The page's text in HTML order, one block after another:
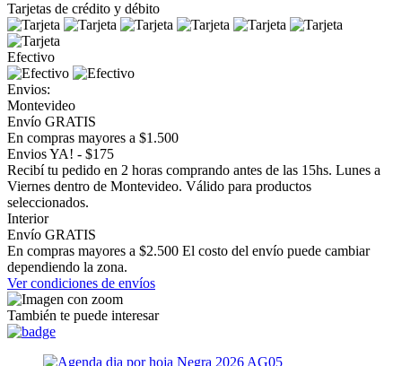
Tarjetas de crédito y débito
Efectivo
Envios:
Montevideo
Envío GRATIS
En compras mayores a $1.500
Envios YA! - $175
Recibí tu pedido en 2 horas comprando antes de las 15hs. Lunes a
Viernes dentro de Montevideo. Válido para productos
seleccionados.
Interior
Envío GRATIS
En compras mayores a $2.500 El costo del envío puede cambiar
dependiendo la zona.
Ver condiciones de envíos
También te puede interesar